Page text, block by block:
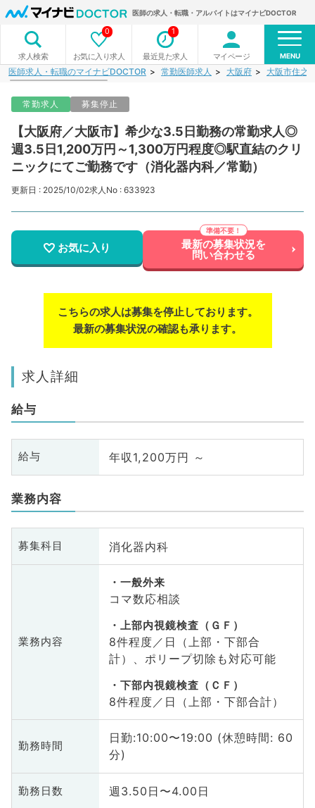
医師の求人・転職・アルバイトはマイナビDOCTOR
求人検索 お気に入り求人
0
最近見た求人
1
マイページ MENU
医師求人・転職のマイナビDOCTOR 常勤医師求人 大阪府 大阪市住之
常勤求人 募集停止
【大阪府／大阪市】希少な3.5日勤務の常勤求人◎
週3.5日1,200万円～1,300万円程度◎駅直結のクリ
ニックにてご勤務です（消化器内科／常勤）
更新日 : 2025/10/02求人No : 633923
お気に入り 最新の募集状況を
問い合わせる
こちらの求人は募集を停止しております。
最新の募集状況の確認も承ります。
求人詳細
給与
給与 年収1,200万円 ～
業務内容
募集科目 消化器内科
業務内容
一般外来
コマ数応相談
上部内視鏡検査（ＧＦ）
8件程度／日（上部・下部合
計）、ポリープ切除も対応可能
下部内視鏡検査（ＣＦ）
8件程度／日（上部・下部合計）
勤務時間
日勤:10:00〜19:00 (休憩時間: 60
分)
勤務日数 週3.50日〜4.00日